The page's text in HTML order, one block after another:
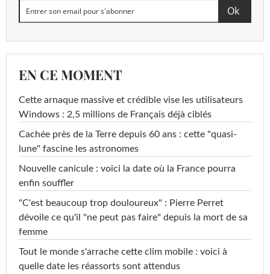
EN CE MOMENT
Cette arnaque massive et crédible vise les utilisateurs
Windows : 2,5 millions de Français déjà ciblés
Cachée près de la Terre depuis 60 ans : cette "quasi-
lune" fascine les astronomes
Nouvelle canicule : voici la date où la France pourra
enfin souffler
"C'est beaucoup trop douloureux" : Pierre Perret
dévoile ce qu'il "ne peut pas faire" depuis la mort de sa
femme
Tout le monde s'arrache cette clim mobile : voici à
quelle date les réassorts sont attendus